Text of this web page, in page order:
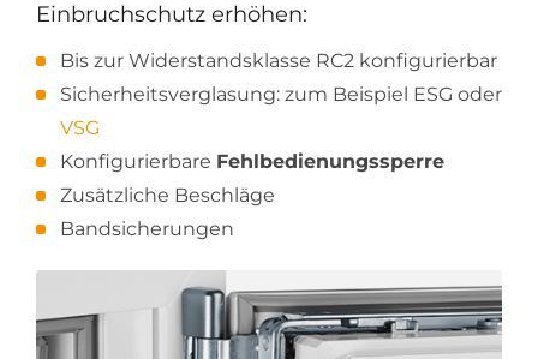
Einbruchschutz erhöhen:
Bis zur Widerstandsklasse RC2 konfigurierbar
Sicherheitsverglasung: zum Beispiel ESG oder
VSG
Konfigurierbare Fehlbedienungssperre
Zusätzliche Beschläge
Bandsicherungen